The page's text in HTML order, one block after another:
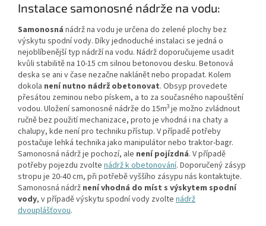
Instalace samonosné nádrže na vodu:
Samonosná nádrž na vodu je určena do zelené plochy bez
výskytu spodní vody. Díky jednoduché instalaci se jedná o
nejoblíbenější typ nádrží na vodu. Nádrž doporučujeme usadit
kvůli stabilitě na 10-15 cm silnou betonovou desku. Betonová
deska se ani v čase nezačne naklánět nebo propadat. Kolem
dokola není nutno nádrž obetonovat. Obsyp provedete
přesátou zeminou nebo pískem, a to za současného napouštění
vodou. Uložení samonosné nádrže do 15m3 je možno zvládnout
ručně bez použití mechanizace, proto je vhodná i na chaty a
chalupy, kde není pro techniku přístup. V případě potřeby
postačuje lehká technika jako manipulátor nebo traktor-bagr.
Samonosná nádrž je pochozí, ale není pojízdná. V případě
potřeby pojezdu zvolte nádrž k obetonování. Doporučený zásyp
stropu je 20-40 cm, při potřebě vyššího zásypu nás kontaktujte.
Samonosná nádrž není vhodná do míst s výskytem spodní
vody, v případě výskytu spodní vody zvolte nádrž
dvouplášťovou.